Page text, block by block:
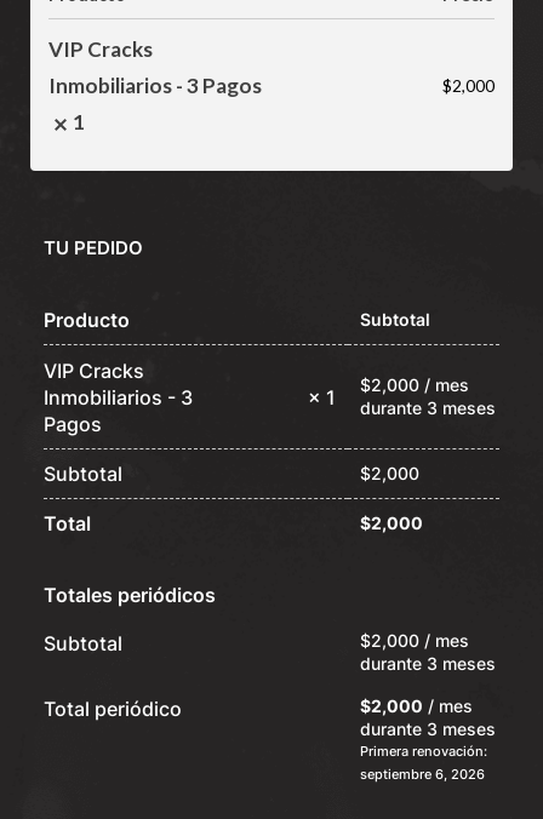
VIP Cracks
Inmobiliarios - 3 Pagos
1
$2,000
TU PEDIDO
Producto Subtotal
VIP Cracks
Inmobiliarios - 3
Pagos
× 1
$2,000 / mes
durante 3 meses
Subtotal $2,000
Total $2,000
Totales periódicos
Subtotal
$2,000 / mes
durante 3 meses
Total periódico $2,000 / mes
durante 3 meses
Primera renovación:
septiembre 6, 2026